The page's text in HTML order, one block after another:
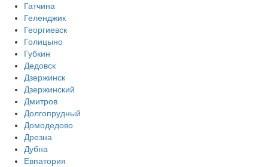
Гатчина
Геленджик
Георгиевск
Голицыно
Губкин
Дедовск
Дзержинск
Дзержинский
Дмитров
Долгопрудный
Домодедово
Дрезна
Дубна
Евпатория